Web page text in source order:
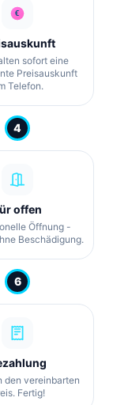
sofort eine
Preisauskunft
Telefon.
4
offen
Öffnung -
Beschädigung.
6
den vereinbarten
Fertig!